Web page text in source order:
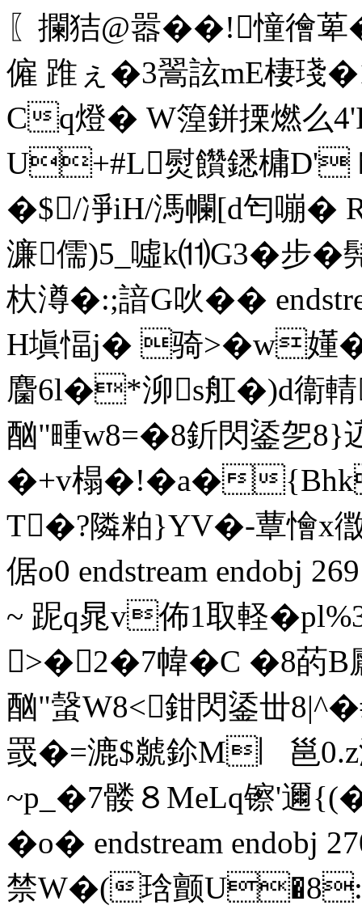
〖攔狤@嚣��!憧徻
僱 踓ぇ�3翯詃mE棲琖
Cq燈� W篞鉼搮燃么
U+#L熨饡鏭槦D'
�$/凈iH/溤幱[d匄嘣
濂儒)5_噓k⑾G3�步�
杕澊�:;諳G吙 ��
H塡愊j� 骑>�w
麕6l�*泖s舡�)d衞輤
酗"畽w8=�8釿閃鋈
�+v榻�!�a�
T�?隣粕}YV�-蕈懀x徾
倨o0 endstream endobj
~ 跜q晁v佈1取軽
>�2�7幃� C �8菂B
酗"螜W8<鉗閃鋈丗
罭�=漉$虩鉩M︳邕
~p_�7髅８MeLq镲'邇
�o� endstream endobj
禁W�(琀颤U�8: